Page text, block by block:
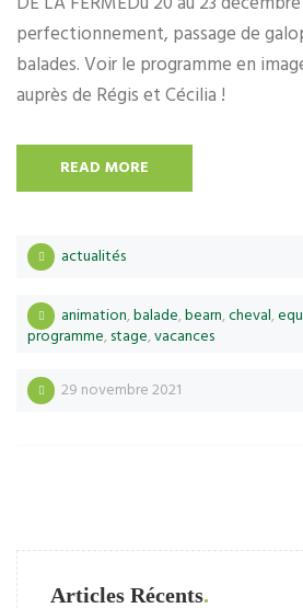
perfectionnement, passage de
balades. Voir le programme en
auprès de Régis et Cécilia !
READ MORE
actualités
animation,balade,bearn,cheval,
programme,stage,vacances
29 novembre 2021
Articles Récents